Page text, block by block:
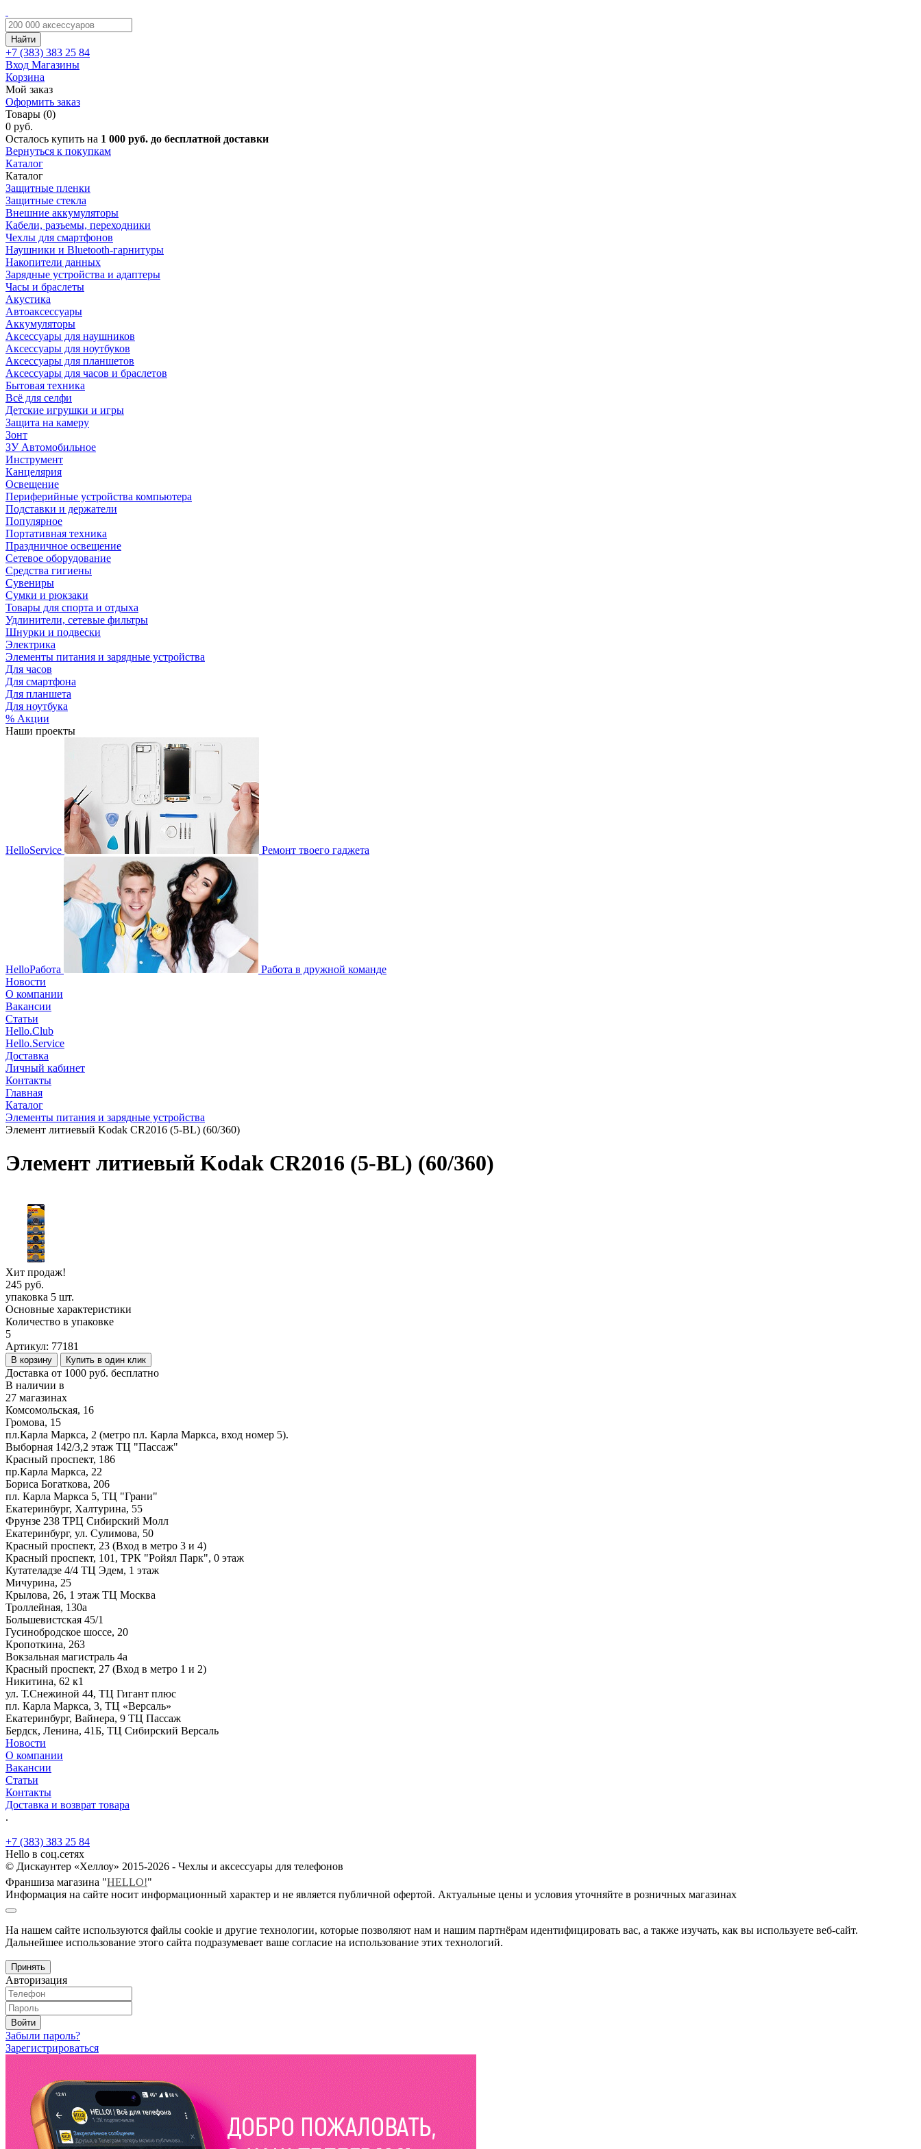
Найти
+7 (383) 383 25 84
Вход Магазины
Корзина
Мой заказ
Оформить заказ
Товары (0)
0 руб.
Осталось купить на 1 000 руб. до бесплатной доставки
Вернуться к покупкам
Каталог
Каталог
Защитные пленки
Защитные стекла
Внешние аккумуляторы
Кабели, разъемы, переходники
Чехлы для смартфонов
Наушники и Bluetooth-гарнитуры
Накопители данных
Зарядные устройства и адаптеры
Часы и браслеты
Акустика
Автоаксессуары
Аккумуляторы
Аксессуары для наушников
Аксессуары для ноутбуков
Аксессуары для планшетов
Аксессуары для часов и браслетов
Бытовая техника
Всё для селфи
Детские игрушки и игры
Защита на камеру
Зонт
ЗУ Автомобильное
Инструмент
Канцелярия
Освещение
Периферийные устройства компьютера
Подставки и держатели
Популярное
Портативная техника
Праздничное освещение
Сетевое оборудование
Средства гигиены
Сувениры
Сумки и рюкзаки
Товары для спорта и отдыха
Удлинители, сетевые фильтры
Шнурки и подвески
Электрика
Элементы питания и зарядные устройства
Для часов
Для смартфона
Для планшета
Для ноутбука
% Акции
Наши проекты
HelloService Ремонт твоего гаджета
HelloРабота
Работа в дружной команде
Новости
О компании
Вакансии
Статьи
Hello.Club
Hello.Service
Доставка
Личный кабинет
Контакты
Главная
Каталог
Элементы питания и зарядные устройства
Элемент литиевый Kodak CR2016 (5-BL) (60/360)
Элемент литиевый Kodak CR2016 (5-BL) (60/360)
Хит продаж!
245 руб.
упаковка 5 шт.
Основные характеристики
Количество в упаковке
5
Артикул: 77181
В корзину Купить в один клик
Доставка от 1000 руб. бесплатно
В наличии в
27 магазинах
Комсомольская, 16
Громова, 15
пл.Карла Маркса, 2 (метро пл. Карла Маркса, вход номер 5).
Выборная 142/3,2 этаж ТЦ "Пассаж"
Красный проспект, 186
пр.Карла Маркса, 22
Бориса Богаткова, 206
пл. Карла Маркса 5, ТЦ "Грани"
Екатеринбург, Халтурина, 55
Фрунзе 238 ТРЦ Сибирский Молл
Екатеринбург, ул. Сулимова, 50
Красный проспект, 23 (Вход в метро 3 и 4)
Красный проспект, 101, ТРК "Ройял Парк", 0 этаж
Кутателадзе 4/4 ТЦ Эдем, 1 этаж
Мичурина, 25
Крылова, 26, 1 этаж ТЦ Москва
Троллейная, 130а
Большевистская 45/1
Гусинобродское шоссе, 20
Кропоткина, 263
Вокзальная магистраль 4а
Красный проспект, 27 (Вход в метро 1 и 2)
Никитина, 62 к1
ул. Т.Снежиной 44, ТЦ Гигант плюс
пл. Карла Маркса, 3, ТЦ «Версаль»
Екатеринбург, Вайнера, 9 ТЦ Пассаж
Бердск, Ленина, 41Б, ТЦ Сибирский Версаль
Новости
О компании
Вакансии
Статьи
Контакты
Доставка и возврат товара
.
+7 (383) 383 25 84
Hello в соц.сетях
© Дискаунтер «Хеллоу» 2015-2026 - Чехлы и аксессуары для телефонов
Франшиза магазина "HELLO!"
Информация на сайте носит информационный характер и не является публичной офертой. Актуальные цены и условия уточняйте в розничных магазинах
На нашем сайте используются файлы cookie и другие технологии, которые позволяют нам и нашим партнёрам идентифицировать вас, а также изучать, как вы используете веб-сайт.
Дальнейшее использование этого сайта подразумевает ваше согласие на использование этих технологий.
Принять
Авторизация
Войти
Забыли пароль?
Зарегистрироваться